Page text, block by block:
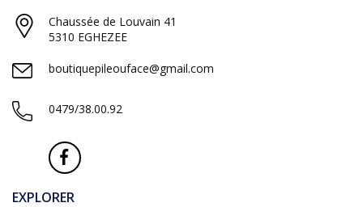
Chaussée de Louvain 41
5310 EGHEZEE
boutiquepileouface@gmail.com
0479/38.00.92
EXPLORER